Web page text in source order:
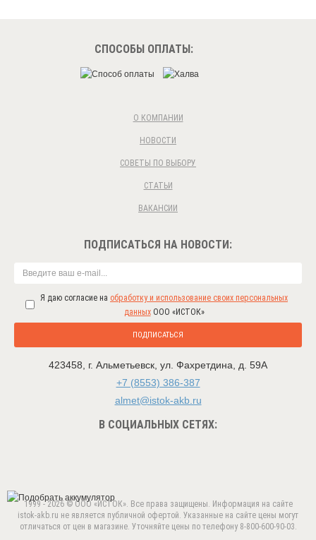
СПОСОБЫ ОПЛАТЫ:
О КОМПАНИИ
НОВОСТИ
СОВЕТЫ ПО ВЫБОРУ
СТАТЬИ
ВАКАНСИИ
ПОДПИСАТЬСЯ НА НОВОСТИ:
Я даю согласие на обработку и использование своих персональных
данныхООО «ИСТОК»
ПОДПИСАТЬСЯ
423458 г. Альметьевск ул. Фахретдина, д. 59А
+7 (8553) 386-387
almet@istok-akb.ru
В СОЦИАЛЬНЫХ СЕТЯХ:
1999 - 2026 © ООО «ИСТОК». Все права защищены. Информация на сайте
istok-akb.ru не является публичной офертой. Указанные на сайте цены могут
отличаться от цен в магазине. Уточняйте цены по телефону 8-800-600-90-03.